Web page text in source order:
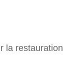
la restauration